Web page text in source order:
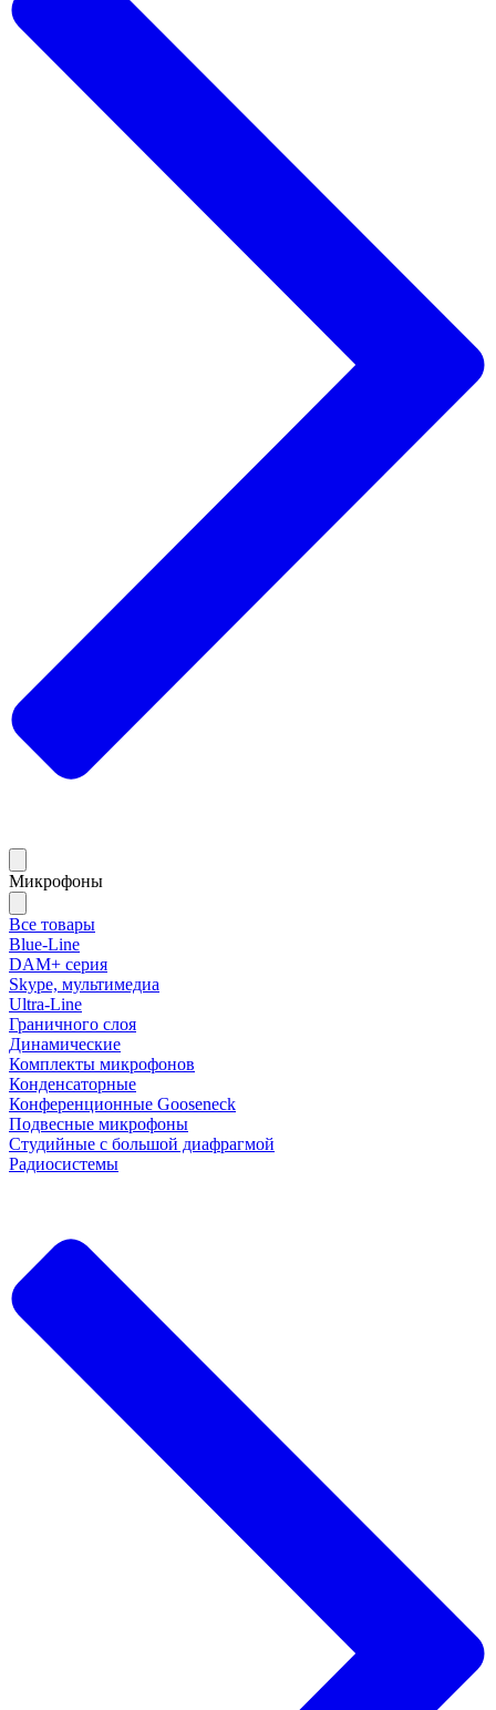
Микрофоны
Все товары
Blue-Line
DAM+ серия
Skype, мультимедиа
Ultra-Line
Граничного слоя
Динамические
Комплекты микрофонов
Конденсаторные
Конференционные Gooseneck
Подвесные микрофоны
Студийные с большой диафрагмой
Радиосистемы